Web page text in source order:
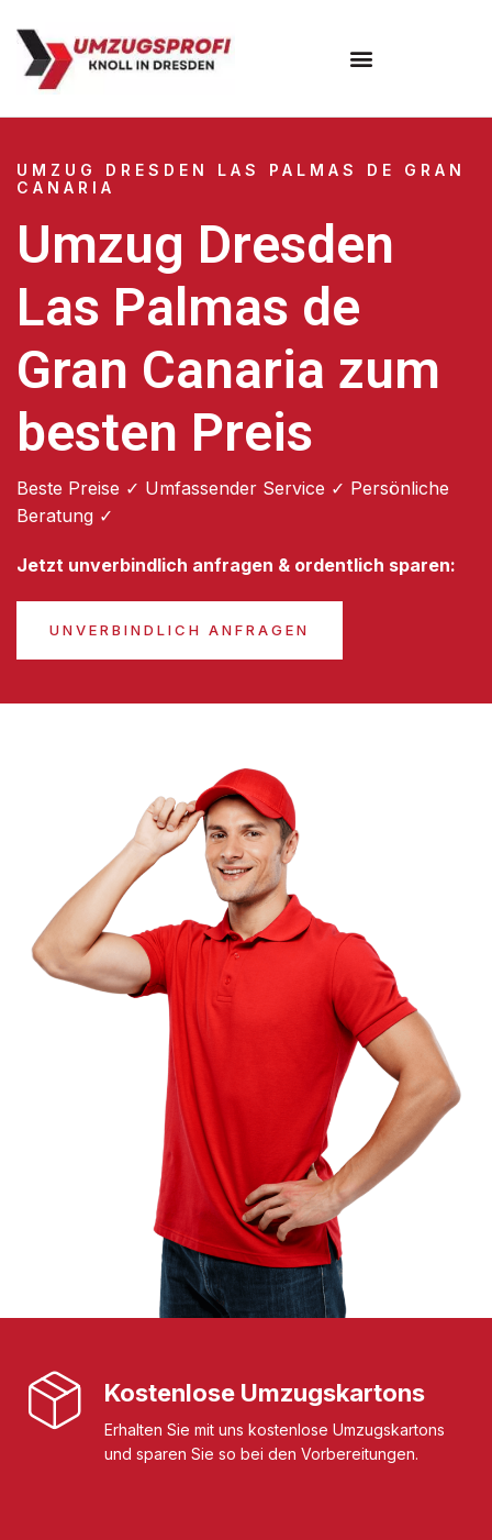
UMZUG DRESDEN LAS PALMAS DE GRAN
CANARIA
Umzug Dresden
Las Palmas de
Gran Canaria zum
besten Preis
Beste Preise ✓ Umfassender Service ✓ Persönliche
Beratung ✓
Jetzt unverbindlich anfragen & ordentlich sparen:
UNVERBINDLICH ANFRAGEN
Kostenlose Umzugskartons
Erhalten Sie mit uns kostenlose Umzugskartons
und sparen Sie so bei den Vorbereitungen.